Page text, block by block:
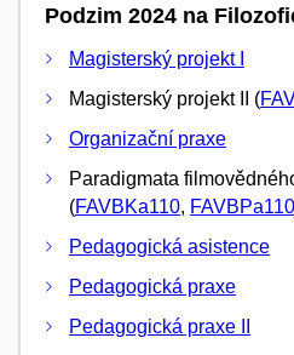
Podzim 2024 na
Magisterský projekt I
Magisterský projekt II (
Organizační praxe
Paradigmata
(FAVBKa110, FAVBPa110
Pedagogická asistence
Pedagogická praxe
Pedagogická praxe II